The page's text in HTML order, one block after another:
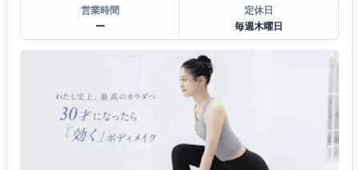
営業時間
ー
定休日
毎週木曜日